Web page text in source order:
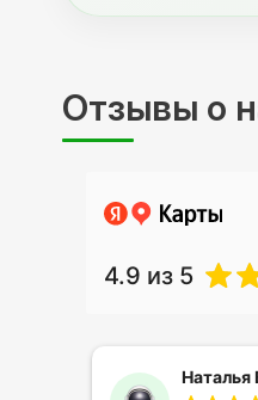
Отзывы о
4.9 из 5
Наталья